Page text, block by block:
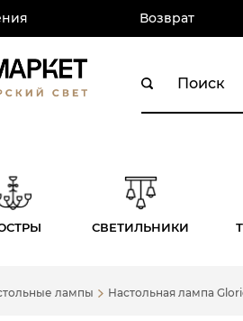
Возврат
СВЕТИЛЬНИКИ
лампы Настольная лампа